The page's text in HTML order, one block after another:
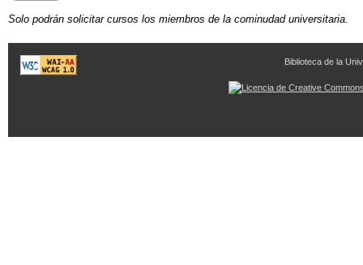
Solo podrán solicitar cursos los miembros de la cominudad universitaria.
Biblioteca de la